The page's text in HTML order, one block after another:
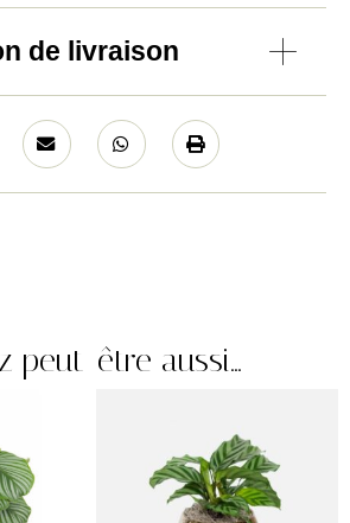
de livraison
peut-être aussi…